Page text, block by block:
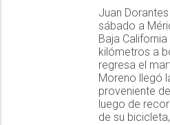
Juan
sábado a
Baja
kilómetros a
regresa el
Moreno llegó
proveniente
luego de
de su